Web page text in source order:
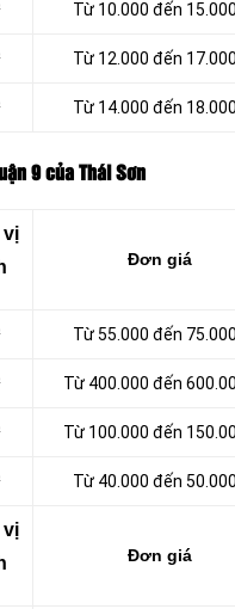
Từ 10.000 đến
Từ 12.000 đến
Từ 14.000 đến
9 của Thái Sơn
Đơn giá
Từ 55.000 đến
Từ 400.000 đến
Từ 100.000 đến
Từ 40.000 đến
Đơn giá